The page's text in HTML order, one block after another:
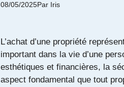
08/05/2025Par Iris
L’achat d’une propriété
important dans la vie d’une
esthétiques et financières, la
aspect fondamental que tout